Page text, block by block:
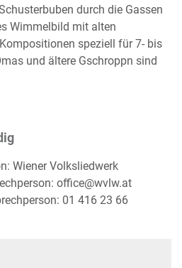
durch die Gassen
Wimmelbild mit alten
speziell für 7- bis
und ältere Gschroppn sind
Wiener Volksliedwerk
office@wvlw.at
01 416 23 66